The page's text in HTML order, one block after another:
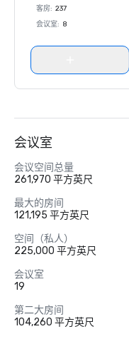
客房: 237
会议室: 8
会议室
会议空间总量
261,970 平方英尺
最大的房间
121,195 平方英尺
空间（私人）
225,000 平方英尺
会议室
19
第二大房间
104,260 平方英尺